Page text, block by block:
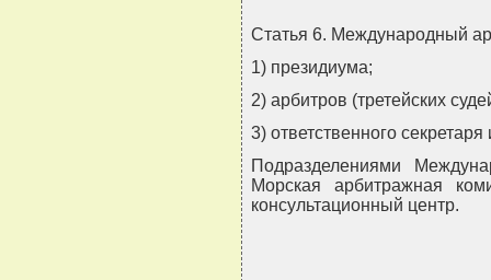
Статья 6. Международный
1) президиума;
2) арбитров (третейских
3) ответственного секретаря
Подразделениями
Морская арбитражная
консультационный центр.